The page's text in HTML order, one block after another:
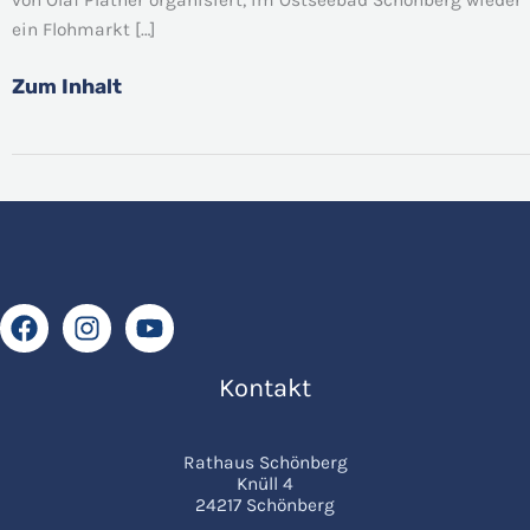
ein Flohmarkt […]
21.06.2026
Zum Inhalt
Kontakt
Rathaus Schönberg
Knüll 4
24217 Schönberg